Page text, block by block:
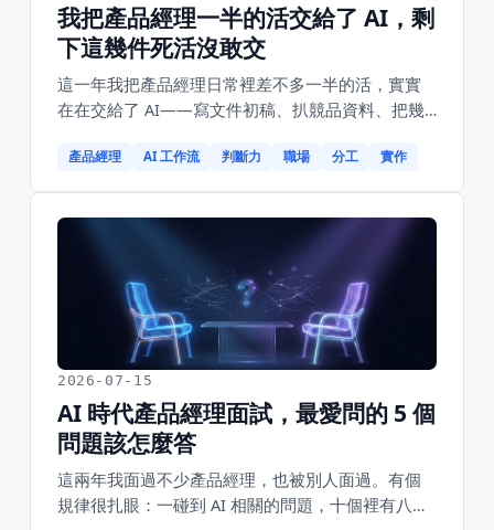
我把產品經理一半的活交給了 AI，剩
下這幾件死活沒敢交
這一年我把產品經理日常裡差不多一半的活，實實
在在交給了 AI——寫文件初稿、扒競品資料、把幾
型，它做得又快又不喊累。但另外幾件事，我一件
交出去、又出了錯，你根本發現不了，等發現就已
經太遲了。這篇把我這條「交與不交」的線，一件
一件攤開講，包括我交出去之後差點栽的坑。
產品經理 AI 工作流 判斷力 職場 分工 實作
2026-07-15
AI 時代產品經理面試，最愛問的 5 個
問題該怎麼答
這兩年我面過不少產品經理，也被別人面過。有個
規律很扎眼：一碰到 AI 相關的問題，十個裡有八個